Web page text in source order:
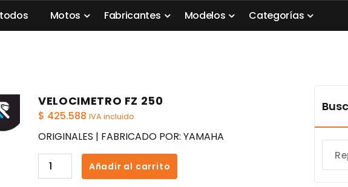
todos Motos Fabricantes Modelos Categorías
VELOCIMETRO FZ 250
$ 425.588 IVA incluido
ORIGINALES | FABRICADO POR: YAMAHA
VELOCIMETRO
FZ
Añadir al carrito